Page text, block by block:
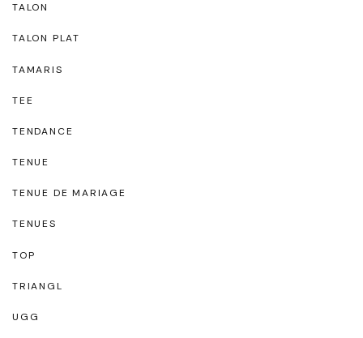
TALON
TALON PLAT
TAMARIS
TEE
TENDANCE
TENUE
TENUE DE MARIAGE
TENUES
TOP
TRIANGL
UGG